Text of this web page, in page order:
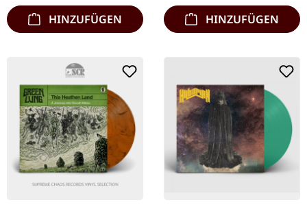
HINZUFÜGEN HINZUFÜGEN